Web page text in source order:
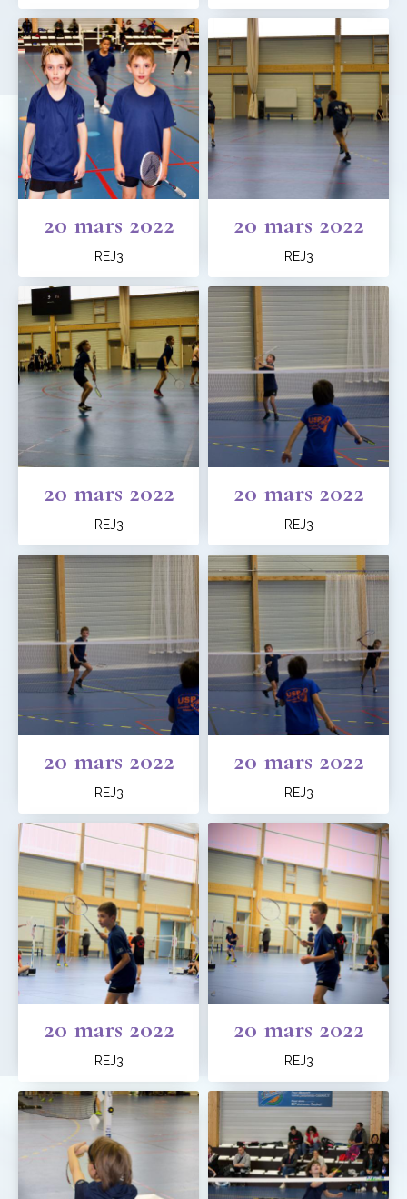
20 mars 2022
REJ3
20 mars 2022
REJ3
20 mars 2022
REJ3
20 mars 2022
REJ3
20 mars 2022
REJ3
20 mars 2022
REJ3
20 mars 2022
REJ3
20 mars 2022
REJ3